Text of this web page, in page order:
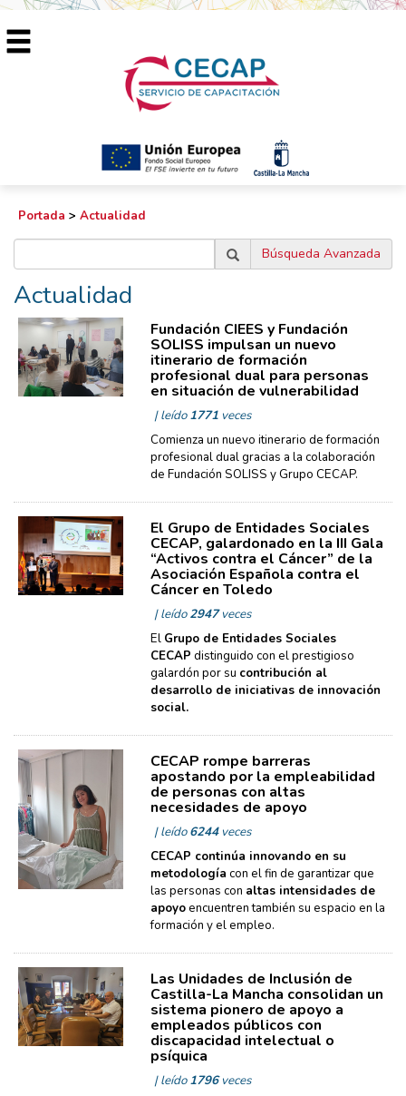
Portada > Actualidad
Búsqueda Avanzada
Actualidad
Fundación CIEES y Fundación
SOLISS impulsan un nuevo
itinerario de formación
profesional dual para personas
en situación de vulnerabilidad
| leído1771veces
Comienza un nuevo itinerario de formación
profesional dual gracias a la colaboración
de Fundación SOLISS y Grupo CECAP.
El Grupo de Entidades Sociales
CECAP, galardonado en la III Gala
“Activos contra el Cáncer” de la
Asociación Española contra el
Cáncer en Toledo
| leído2947veces
El Grupo de Entidades Sociales
CECAP distinguido con el prestigioso
galardón por su contribución al
desarrollo de iniciativas de innovación
social.
CECAP rompe barreras
apostando por la empleabilidad
de personas con altas
necesidades de apoyo
| leído6244veces
CECAP continúa innovando en su
metodología con el fin de garantizar que
las personas con altas intensidades de
apoyoencuentren también su espacio en la
formación y el empleo.
Las Unidades de Inclusión de
Castilla-La Mancha consolidan un
sistema pionero de apoyo a
empleados públicos con
discapacidad intelectual o
psíquica
| leído1796veces